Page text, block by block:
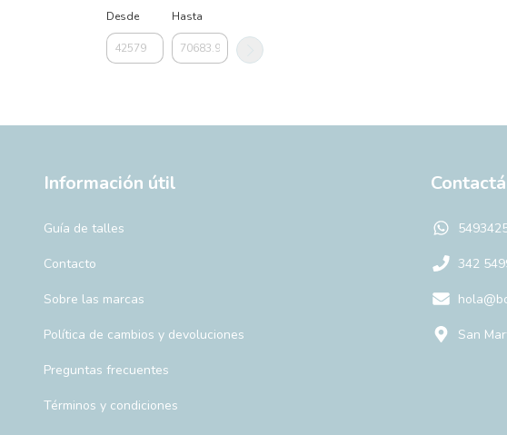
Desde Hasta
Información útil
Guía de talles
Contacto
Sobre las marcas
Política de cambios y devoluciones
Preguntas frecuentes
Términos y condiciones
342
San